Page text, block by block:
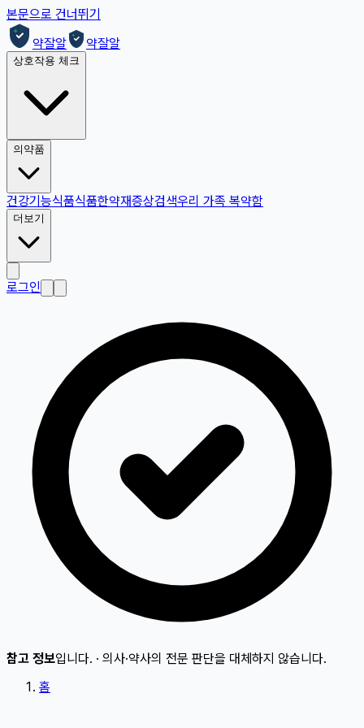
본문으로 건너뛰기
약잘알
약잘알
상호작용 체크
의약품
건강기능식품식품한약재증상검색우리 가족 복약함
더보기
로그인
참고 정보입니다. · 의사·약사의 전문 판단을 대체하지 않습니다.
홈